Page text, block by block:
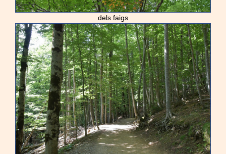
dels faigs